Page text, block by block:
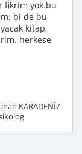
fikrim yok.bu
bi de bu
kitap,
herkese
KARADENİZ